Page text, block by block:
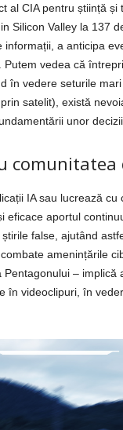
al CIA pentru știință
Silicon Valley la 137
a anticipa
vedea că
în vedere seturile
satelit), există
unor decizii.
comunitatea
IA sau lucrează
eficace aportul
false, ajutând
amenințările
–
în videoclipuri, în